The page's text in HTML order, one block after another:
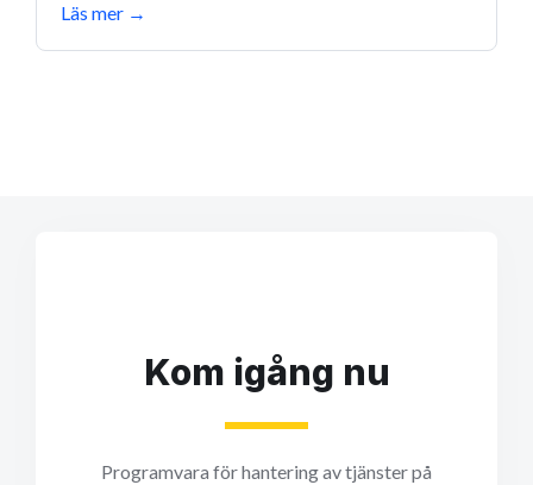
Läs mer →
Kom igång nu
Programvara för hantering av tjänster på